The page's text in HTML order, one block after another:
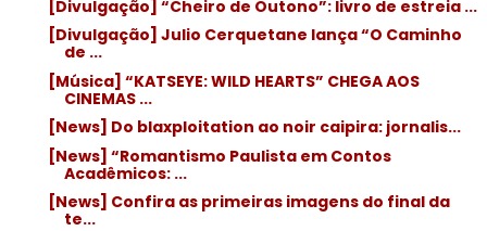
[Divulgação] “Cheiro de Outono”: livro de estreia ...
[Divulgação] Julio Cerquetane lança “O Caminho
de ...
[Música] “KATSEYE: WILD HEARTS” CHEGA AOS
CINEMAS ...
[News] Do blaxploitation ao noir caipira: jornalis...
[News] “Romantismo Paulista em Contos
Acadêmicos: ...
[News] Confira as primeiras imagens do final da
te...